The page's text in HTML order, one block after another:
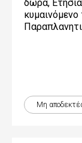
δώρα,
κυμαινόμενο
Μη